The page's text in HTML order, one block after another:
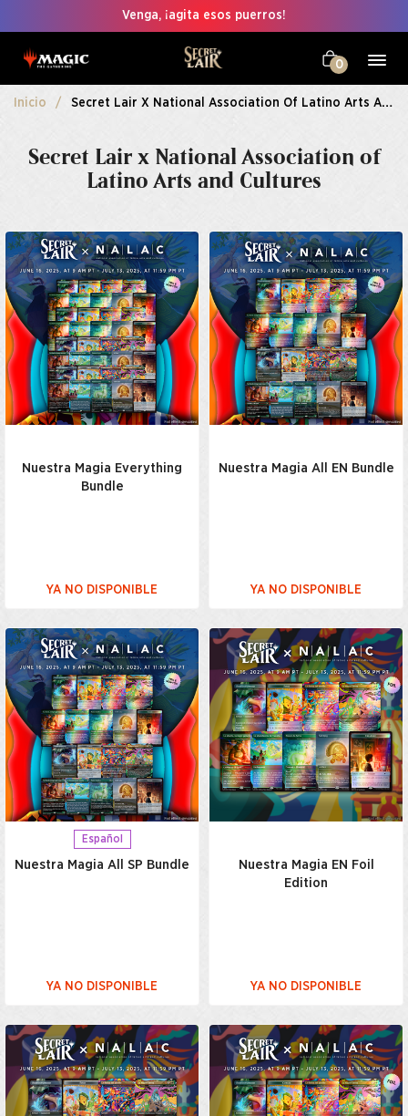
Venga, ¡agita esos puerros!
0
Inicio Secret Lair X National Association Of Latino Arts And Cultures
Secret Lair x National Association of
Latino Arts and Cultures
Nuestra Magia Everything
Bundle
YA NO DISPONIBLE
Nuestra Magia All EN Bundle
YA NO DISPONIBLE
Español
Nuestra Magia All SP Bundle
YA NO DISPONIBLE
Nuestra Magia EN Foil
Edition
YA NO DISPONIBLE